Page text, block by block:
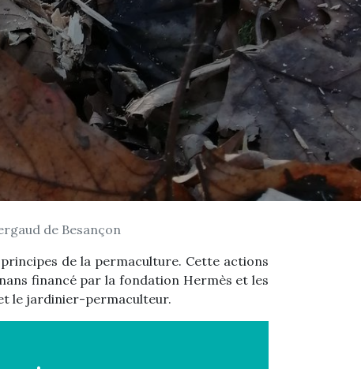
de Besançon
de la permaculture. Cette actions
financé par la fondation Hermès et les
le jardinier-permaculteur.